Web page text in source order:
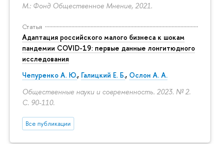
М.: Фонд Общественное Мнение, 2021.
Статья
Адаптация российского малого бизнеса к шокам
пандемии COVID-19: первые данные лонгитюдного
исследования
Чепуренко А. Ю., Галицкий Е. Б., Ослон А. А.
Общественные науки и современность. 2023. № 2.
С. 90-110.
Все публикации